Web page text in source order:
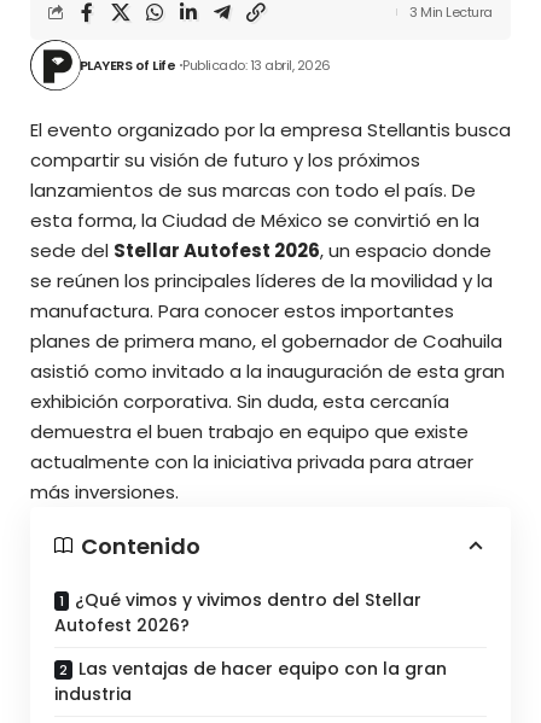
PLAYERS of Life Publicado: 13 abril, 2026
3 Min Lectura
El evento organizado por la empresa Stellantis busca
compartir su visión de futuro y los próximos
lanzamientos de sus marcas con todo el país. De
esta forma, la Ciudad de México se convirtió en la
sede del Stellar Autofest 2026, un espacio donde
se reúnen los principales líderes de la movilidad y la
manufactura. Para conocer estos importantes
planes de primera mano, el gobernador de Coahuila
asistió como invitado a la inauguración de esta gran
exhibición corporativa. Sin duda, esta cercanía
demuestra el buen trabajo en equipo que existe
actualmente con la iniciativa privada para atraer
más inversiones.
Contenido
¿Qué vimos y vivimos dentro del Stellar
Autofest 2026?
Las ventajas de hacer equipo con la gran
industria